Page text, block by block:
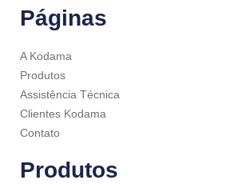
Páginas
A Kodama
Produtos
Assistência Técnica
Clientes Kodama
Contato
Produtos